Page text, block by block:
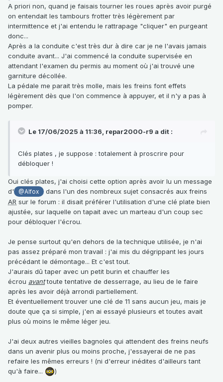
A priori non, quand je faisais tourner les roues après avoir purgé
on entendait les tambours frotter très légèrement par
intermittence et j'ai entendu le rattrapage "cliquer" en purgeant
donc...
Après a la conduite c'est très dur à dire car je ne l'avais jamais
conduite avant... J'ai commencé la conduite supervisée en
attendant l'examen du permis au moment où j'ai trouvé une
garniture décollée.
La pédale me parait très molle, mais les freins font effets
légèrement dès que l'on commence à appuyer, et il n'y a pas à
pomper.
Le 17/06/2025 à 11:36, repar2000-r9 a dit :
Clés plates , je suppose : totalement à proscrire pour
débloquer !
Oui clés plates, j'ai choisi cette option après avoir lu un message
d'
@Alfox
dans l'un des nombreux sujet consacrés aux freins
AR sur le forum : il disait préférer l'utilisation d'une clé plate bien
ajustée, sur laquelle on tapait avec un marteau d'un coup sec
pour débloquer l'écrou.
Je pense surtout qu'en dehors de la technique utilisée, je n'ai
pas assez préparé mon travail : j'ai mis du dégrippant les jours
précédant le démontage... Et c'est tout.
J'aurais dû taper avec un petit burin et chauffer les
écrou avant toute tentative de desserrage, au lieu de le faire
après les avoir déjà arrondi partiellement.
Et éventuellement trouver une clé de 11 sans aucun jeu, mais je
doute que ça si simple, j'en ai essayé plusieurs et toutes avait
plus où moins le même léger jeu.
J'ai deux autres vieilles bagnoles qui attendent des freins neufs
dans un avenir plus ou moins proche, j'essayerai de ne pas
refaire les mêmes erreurs ! (ni d'erreur inédites d'ailleurs tant
qu'à faire...
)